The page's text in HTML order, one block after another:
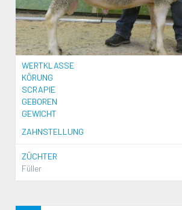
WERTKLASSE
KÖRUNG
SCRAPIE
GEBOREN
GEWICHT
ZAHNSTELLUNG
ZÜCHTER
Füller